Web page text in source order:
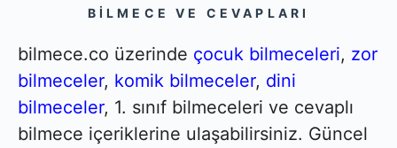
BILMECE VE CEVAPLARI
bilmece.co üzerinde çocuk bilmeceleri, zor
bilmeceler, komik bilmeceler, dini
bilmeceler, 1. sınıf bilmeceleri ve cevaplı
bilmece içeriklerine ulaşabilirsiniz. Güncel